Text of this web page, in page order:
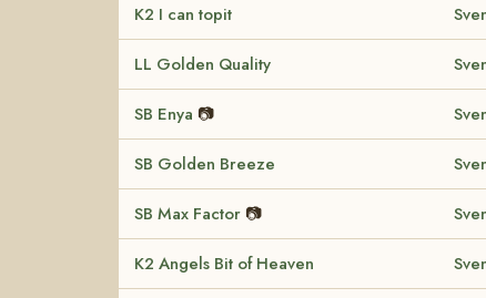
K2 I can topit
LL Golden Quality
SB Enya 📷
SB Golden Breeze
SB Max Factor 📷
K2 Angels Bit of Heaven